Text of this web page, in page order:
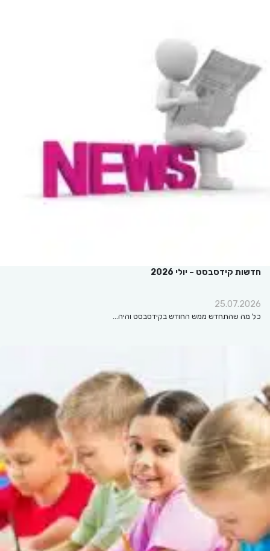
חדשות קידסבסט – יולי 2026
25.07.2026
כל מה שהתחדש ממש החודש בקידסבסט והיה…